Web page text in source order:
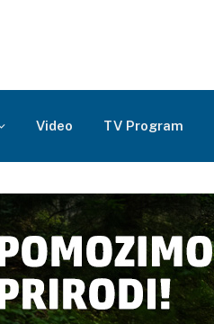
Video TV Program